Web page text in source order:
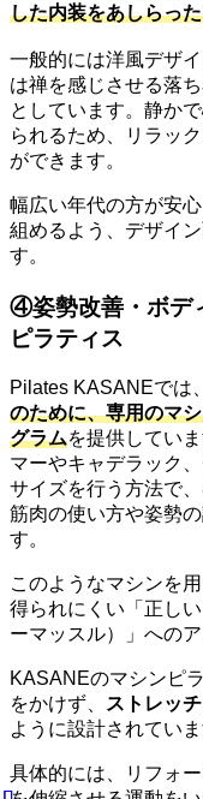
した内装をあしらっ
一般的には洋風デザ
は禅を感じさせる落
としています。静か
られるため、リラッ
ができます。
幅広い年代の方が安
組めるよう、デザイ
す。
④姿勢改善・ボデ
ピラティス
Pilates KASANEでは、
のために、専用のマ
グラムを提供してい
マーやキャデラック
サイズを行う方法で
筋肉の使い方や姿勢
す。
このようなマシンを
得られにくい「正し
ーマッスル）」への
KASANEのマシンピ
をかけず、
ストレッ
ように設計されていま
具体的には、リフォ